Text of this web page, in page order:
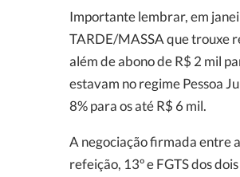
Importante lembrar, em
TARDE/MASSA que trouxe
além de abono de R$ 2 mil
estavam no regime Pessoa
8% para os até R$ 6 mil.
A negociação firmada entre
refeição, 13º e FGTS dos